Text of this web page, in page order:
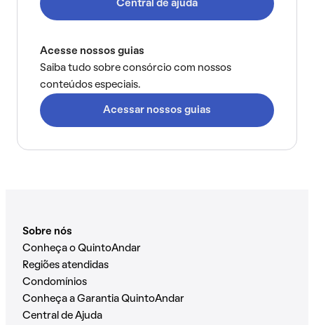
Central de ajuda
Acesse nossos guias
Saiba tudo sobre consórcio com nossos
conteúdos especiais.
Acessar nossos guias
Sobre nós
Conheça o QuintoAndar
Regiões atendidas
Condomínios
Conheça a Garantia QuintoAndar
Central de Ajuda